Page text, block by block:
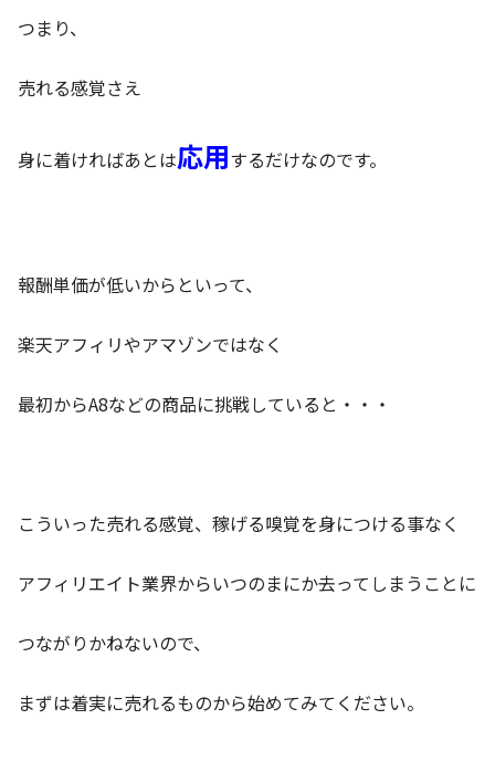
つまり、
売れる感覚さえ
身に着ければあとは応用するだけなのです。
報酬単価が低いからといって、
楽天アフィリやアマゾンではなく
最初からA8などの商品に挑戦していると・・・
こういった売れる感覚、稼げる嗅覚を身につける事なく
アフィリエイト業界からいつのまにか去ってしまうことに
つながりかねないので、
まずは着実に売れるものから始めてみてください。